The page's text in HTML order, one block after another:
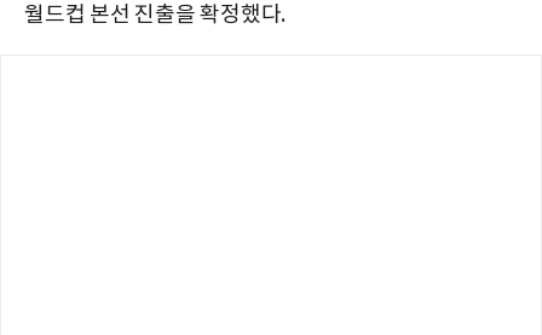
월드컵 본선 진출을 확정했다.